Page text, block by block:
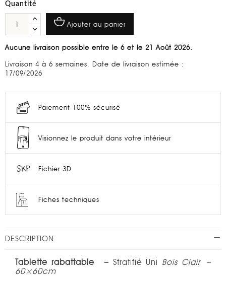
Quantité
Ajouter au panier
Aucune livraison possible entre le 6 et le 21 Août 2026.
Livraison 4 à 6 semaines. Date de livraison estimée :
17/09/2026
Paiement 100% sécurisé
Visionnez le produit dans votre intérieur
Fichier 3D
Fiches techniques
DESCRIPTION
Tablette rabattable – Stratifié Uni Bois Clair–
60×60cm